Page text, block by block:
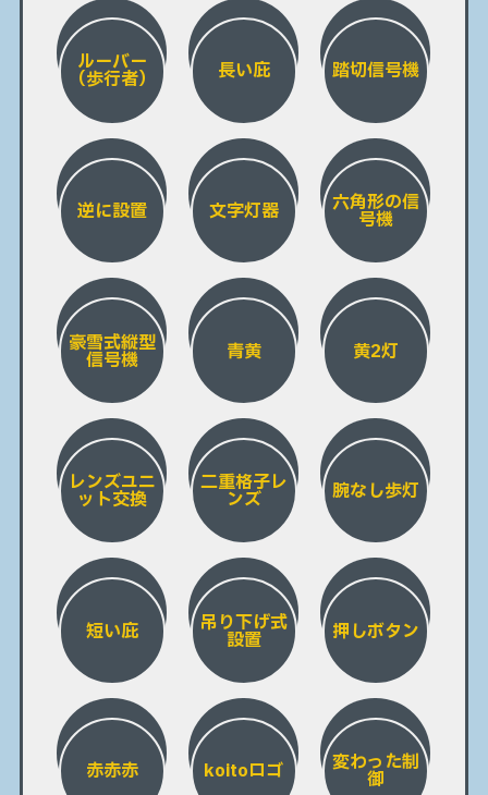
ルーバー
（歩行者） 長い庇 踏切信号機
逆に設置 文字灯器 六角形の信
号機
豪雪式縦型
信号機 青黄 黄2灯
レンズユニ
ット交換
二重格子レ
ンズ 腕なし歩灯
短い庇 吊り下げ式
設置 押しボタン
赤赤赤 koitoロゴ 変わった制
御